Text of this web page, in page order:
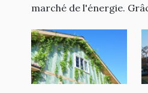
marché de l'énergie.